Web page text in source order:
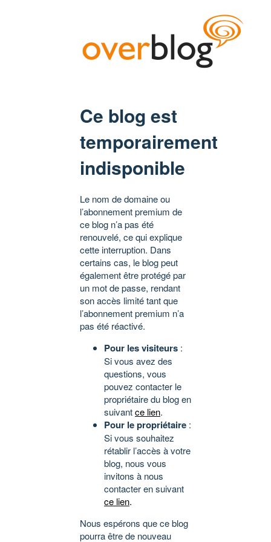
Ce blog est
temporairement
indisponible
Le nom de domaine ou
l’abonnement premium de
ce blog n’a pas été
renouvelé, ce qui explique
cette interruption. Dans
certains cas, le blog peut
également être protégé par
un mot de passe, rendant
son accès limité tant que
l’abonnement premium n’a
pas été réactivé.
Pour les visiteurs :
Si vous avez des
questions, vous
pouvez contacter le
propriétaire du blog en
suivantce lien.
Pour le propriétaire :
Si vous souhaitez
rétablir l’accès à votre
blog, nous vous
invitons à nous
contacter en suivant
ce lien.
Nous espérons que ce blog
pourra être de nouveau